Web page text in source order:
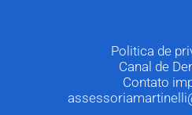
Politica de
Canal de
Contato